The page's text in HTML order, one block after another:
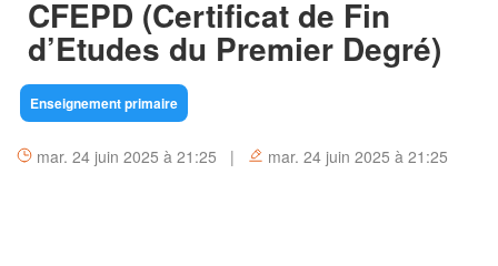
CFEPD (Certificat de Fin
d’Etudes du Premier Degré)
Enseignement primaire
mar. 24 juin 2025 à 21:25 | mar. 24 juin 2025 à 21:25